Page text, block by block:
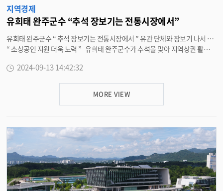
지역경제
유희태 완주군수 “추석 장보기는 전통시장에서”
유희태 완주군수 “ 추석 장보기는 전통시장에서 ” 유관 단체와 장보기 나서 …
“ 소상공인 지원 더욱 노력 ” 유희태 완주군수가 추석을 맞아 지역상권 활성화
기에는 유희태 군수를 비롯해 유의식 완주군의회 의장 , 군의원 , ( 사 ) 전북경
지원을 진행 중이다 . 예산 소진시까지 진행되는 캐시백 지원을 통해 소비 진작
에 크게 기여할 것으로 기대하고 있다 . 장보기 행사는 14 일 고산미소시장에
서도 진행될 예정이다 . 유희태 완주군수는 “ 올해 호우로 인한 재난 , 장기화
된 경제위기와 폭염으로 여느 때보다 어려운 추석 명절이지만 , 재난을 극복한
것처럼 전통시장 , 골목상권이 다시 활기를 찾을 수 있도록 많은 군민이 찾아주
시길 바란다 ” 며 “ 완주군도 지역경제의 중심인 전통시장과 지역 소상공인의
2024-09-13 14:42:32
MORE VIEW